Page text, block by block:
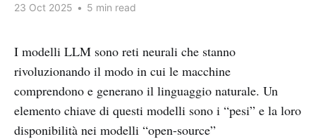
23 Oct 2025 • 5 min read
I modelli LLM sono reti neurali che stanno
rivoluzionando il modo in cui le macchine
comprendono e generano il linguaggio naturale. Un
elemento chiave di questi modelli sono i “pesi” e la loro
disponibilità nei modelli “open-source”